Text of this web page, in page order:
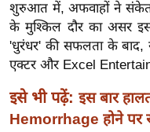
त्य
ज
ग
ऑ
टो
शुरुआत में, अफवाहों ने संकेत
के मुश्किल दौर का असर
'धुरंधर' की सफलता के बाद,
एक्टर और Excel
इसे भी पढ़ें: इस बार
Hemorrhage होने पर